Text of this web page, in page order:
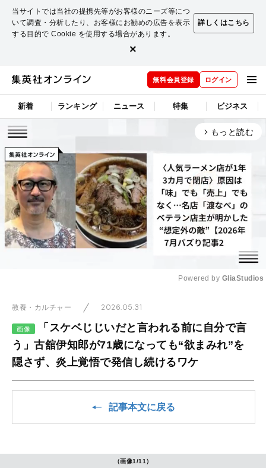
当サイトでは当社の提携先等がお客様のニーズ等につ
いて調査・分析したり、お客様にお勧めの広告を表示
する目的で Cookie を使用する場合があります。
詳しくはこちら
×
無料会員登録 ログイン
新着 ランキング ニュース 特集 ビジネス
arrow_forward_ios もっと読む
Powered by GliaStudios
教養・カルチャー 2026.05.31
画像
「スケベじじいだと言われる前に自分で言
う」古舘伊知郎が71歳になっても“欲まみれ”を
隠さず、炎上覚悟で発信し続けるワケ
記事本文に戻る
（画像1/11）